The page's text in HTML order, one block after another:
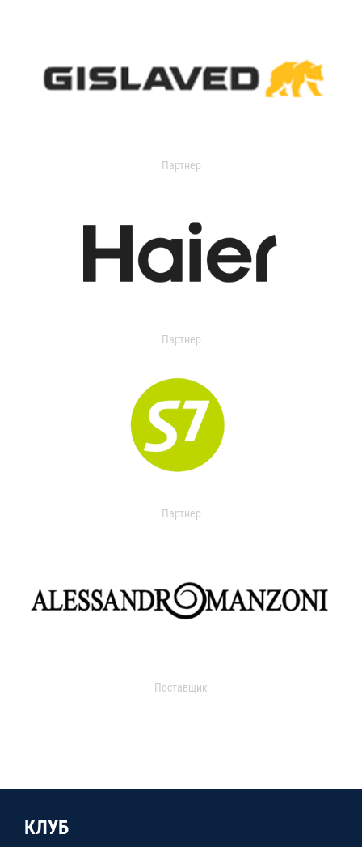
Партнер
Партнер
Партнер
Поставщик
КЛУБ